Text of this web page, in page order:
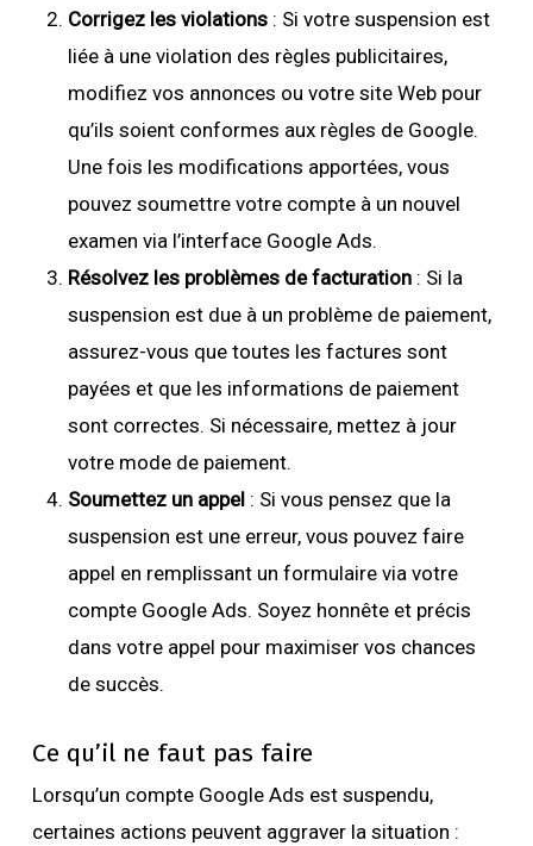
Corrigez les violations: Si votre suspension est
liée à une violation des règles publicitaires,
modifiez vos annonces ou votre site Web pour
qu’ils soient conformes aux règles de Google.
Une fois les modifications apportées, vous
pouvez soumettre votre compte à un nouvel
examen via l’interface Google Ads.
Résolvez les problèmes de facturation: Si la
suspension est due à un problème de paiement,
assurez-vous que toutes les factures sont
payées et que les informations de paiement
sont correctes. Si nécessaire, mettez à jour
votre mode de paiement.
Soumettez un appel : Si vous pensez que la
suspension est une erreur, vous pouvez faire
appel en remplissant un formulaire via votre
compte Google Ads. Soyez honnête et précis
dans votre appel pour maximiser vos chances
de succès.
Ce qu’il ne faut pas faire
Lorsqu’un compte Google Ads est suspendu,
certaines actions peuvent aggraver la situation :